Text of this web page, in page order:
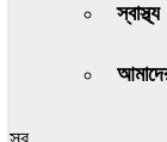
স্বাস্থ্য